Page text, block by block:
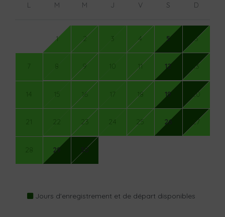
L M M J V S D
1 2 3 4 5 6
7 8 9 10 11 12 13
14 15 16 17 18 19 20
21 22 23 24 25 26 27
28 29 30
Jours d'enregistrement et de départ disponibles